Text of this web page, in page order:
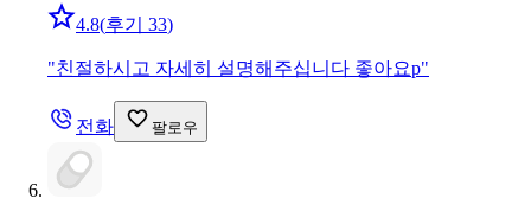
4.8(후기 33)
"친절하시고 자세히 설명해주십니다 좋아요p"
전화 팔로우